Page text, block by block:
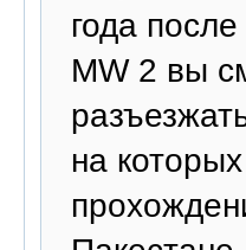
года
MW 2 вы
на